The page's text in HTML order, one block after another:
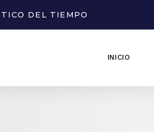
DEL TIEMPO
INICIO